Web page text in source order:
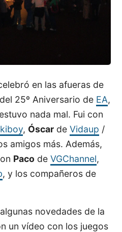
en las afueras de
25º Aniversario de EA,
nada mal. Fui con
, Óscar deVidaup /
amigos más. Además,
Paco deVGChannel,
, y los compañeros de
novedades de la
un vídeo con los juegos